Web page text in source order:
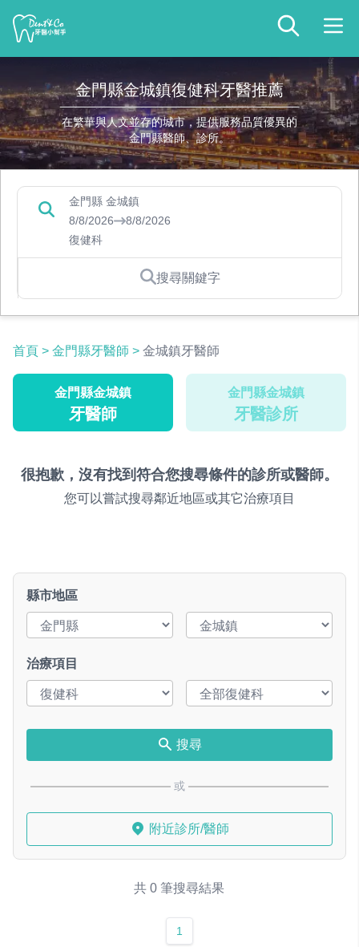
金門縣金城鎮復健科牙醫推薦
在繁華與人文並存的城市，提供服務品質優異的
金門縣醫師、診所。
金門縣 金城鎮
8/8/2026
8/8/2026
復健科
搜尋關鍵字
首頁 > 金門縣牙醫師 > 金城鎮牙醫師
金門縣金城鎮
牙醫師
金門縣金城鎮
牙醫診所
很抱歉，沒有找到符合您搜尋條件的診所或醫師。
您可以嘗試搜尋鄰近地區或其它治療項目
縣市地區
治療項目
搜尋
或
附近診所/醫師
共 0 筆搜尋結果
1